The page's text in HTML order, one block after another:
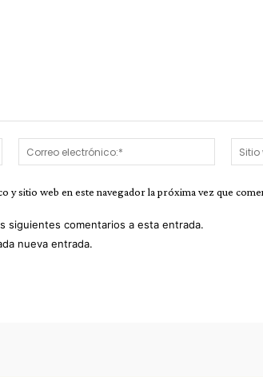
Nombre:*
Correo
sitio web en este navegador la próxima vez que
siguientes comentarios a esta entrada.
nueva entrada.